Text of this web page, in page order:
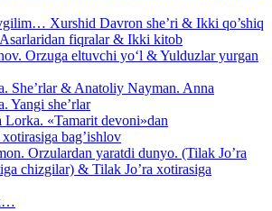
Xurshid Davron she’ri & Ikki qo’shiq
Asarlaridan fiqralar & Ikki kitob
Orzuga eltuvchi yo‘l & Yulduzlar yurgan
She’rlar & Anatoliy Nayman. Anna
Yangi she’rlar
Lorka. «Tamarit devoni»dan
bag’ishlov
Orzulardan yaratdi dunyo. (Tilak Jo’ra
chizgilar) & Tilak Jo’ra xotirasiga